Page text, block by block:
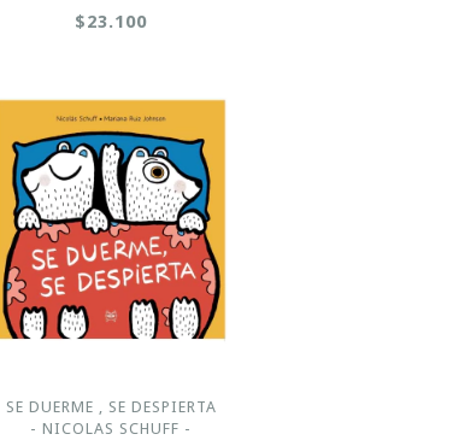
$23.100
SE DUERME , SE DESPIERTA
- NICOLAS SCHUFF -